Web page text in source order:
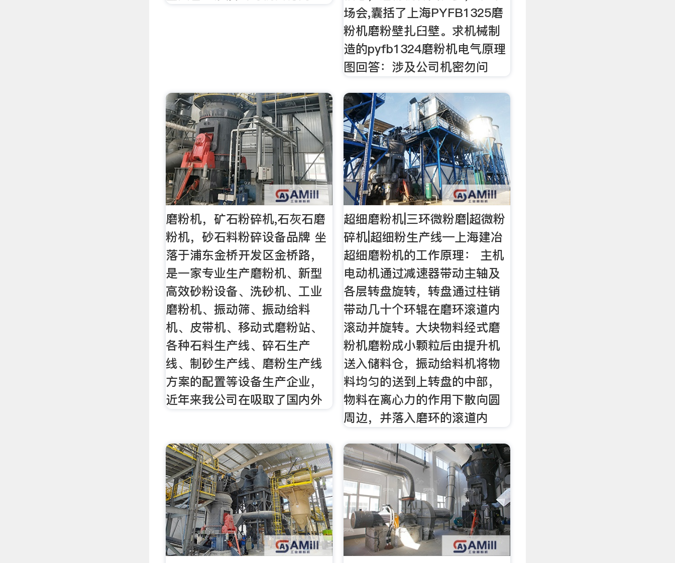
场会,囊括了上海PYFB1325磨
粉机磨粉壁扎臼壁。求机械制
造的pyfb1324磨粉机电气原理
图回答：涉及公司机密勿问
磨粉机，矿石粉碎机,石灰石磨
粉机，砂石料粉碎设备品牌 坐
落于浦东金桥开发区金桥路，
是一家专业生产磨粉机、新型
高效砂粉设备、洗砂机、工业
磨粉机、振动筛、振动给料
机、皮带机、移动式磨粉站、
各种石料生产线、碎石生产
线、制砂生产线、磨粉生产线
方案的配置等设备生产企业，
近年来我公司在吸取了国内外
超细磨粉机|三环微粉磨|超微粉
碎机|超细粉生产线—上海建冶
超细磨粉机的工作原理： 主机
电动机通过减速器带动主轴及
各层转盘旋转，转盘通过柱销
带动几十个环辊在磨环滚道内
滚动并旋转。大块物料经式磨
粉机磨粉成小颗粒后由提升机
送入储料仓，振动给料机将物
料均匀的送到上转盘的中部，
物料在离心力的作用下散向圆
周边，并落入磨环的滚道内